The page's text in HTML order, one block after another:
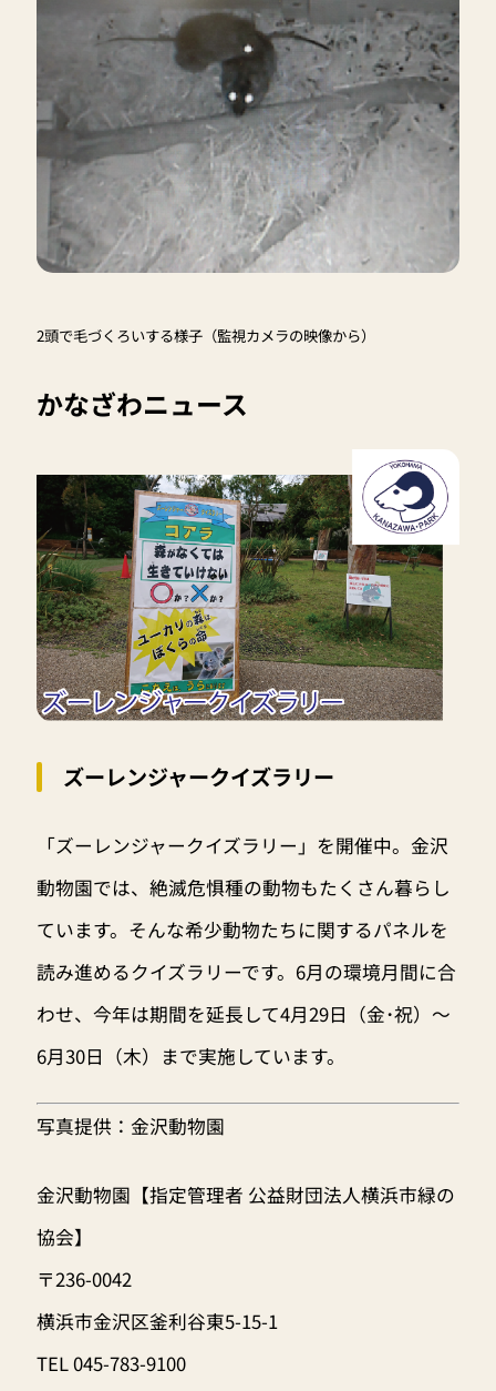
2頭で毛づくろいする様子（監視カメラの映像から）
かなざわニュース
ズーレンジャークイズラリー
「ズーレンジャークイズラリー」を開催中。金沢
動物園では、絶滅危惧種の動物もたくさん暮らし
ています。そんな希少動物たちに関するパネルを
読み進めるクイズラリーです。6月の環境月間に合
わせ、今年は期間を延長して4月29日（金･祝）～
6月30日（木）まで実施しています。
写真提供：金沢動物園
金沢動物園【指定管理者 公益財団法人横浜市緑の
協会】
〒236-0042
横浜市金沢区釜利谷東5-15-1
TEL 045-783-9100